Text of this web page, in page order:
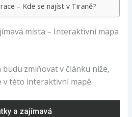
– Kde se najíst v Tiraně?
místa – Interaktivní mapa
zmiňovat v článku níže,
v této interaktivní mapě.